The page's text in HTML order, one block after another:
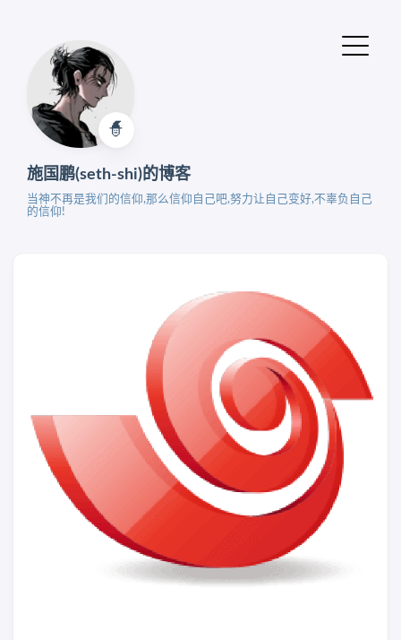
🧙‍
施国鹏(seth-shi)的博客
当神不再是我们的信仰,那么信仰自己吧,努力让自己变好,不辜负自己
的信仰!